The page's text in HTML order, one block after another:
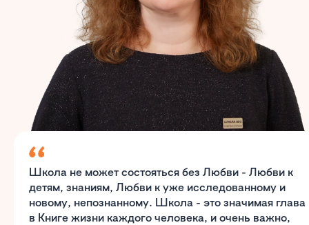
Школа не может состояться без Любви - Любви к
детям, знаниям, Любви к уже исследованному и
новому, непознанному. Школа - это значимая глава
в Книге жизни каждого человека, и очень важно,